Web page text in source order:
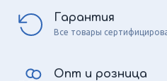
Гарантия
Все товары
Опт и розница